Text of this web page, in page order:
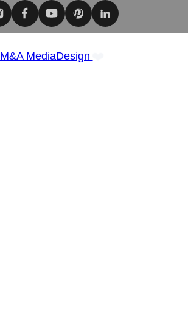
M&A MediaDesign